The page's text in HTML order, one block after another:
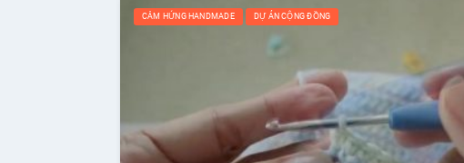
CẢM HỨNG HANDMADE DỰ ÁN CỘNG ĐỒNG